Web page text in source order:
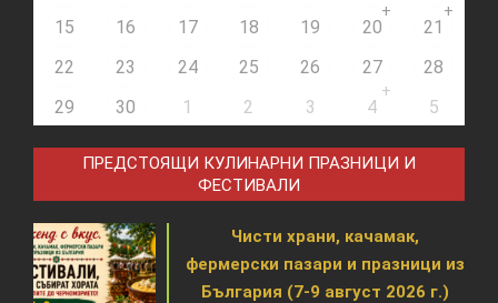
15
16 17 18 19 20
+
21
+
22 23 24 25 26 27
28
29
30 1 2 3 4
+
5
ПРЕДСТОЯЩИ КУЛИНАРНИ ПРАЗНИЦИ И
ФЕСТИВАЛИ
Чисти храни, качамак,
фермерски пазари и празници из
България (7-9 август 2026 г.)